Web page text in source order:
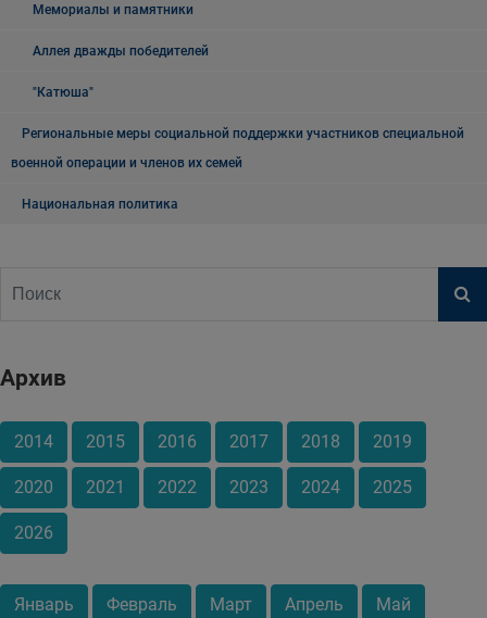
Мемориалы и памятники
Аллея дважды победителей
"Катюша"
Региональные меры социальной поддержки участников специальной
военной операции и членов их семей
Национальная политика
Архив
2014 2015 2016 2017 2018 2019
2020 2021 2022 2023 2024 2025
2026
Январь Февраль Март Апрель Май